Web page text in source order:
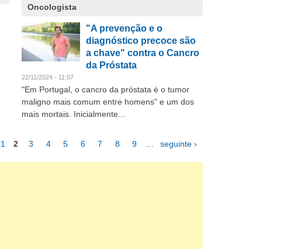
Oncologista
"A prevenção e o
diagnóstico precoce são
a chave" contra o Cancro
da Próstata
22/11/2024 - 11:07
"Em Portugal, o cancro da próstata é o tumor
maligno mais comum entre homens" e um dos
mais mortais. Inicialmente...
1 2 3 4 5 6 7 8 9 seguinte ›